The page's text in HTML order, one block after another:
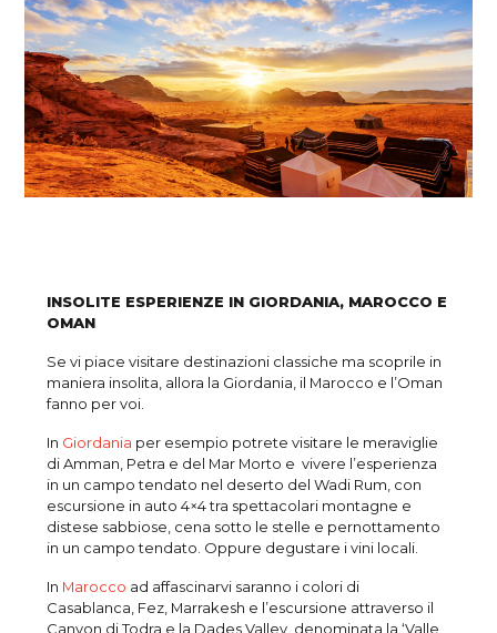
INSOLITE ESPERIENZE IN GIORDANIA, MAROCCO E
OMAN
Se vi piace visitare destinazioni classiche ma scoprile in
maniera insolita, allora la Giordania, il Marocco e l’Oman
fanno per voi.
In Giordania per esempio potrete visitare le meraviglie
di Amman, Petra e del Mar Morto e vivere l’esperienza
in un campo tendato nel deserto del Wadi Rum, con
escursione in auto 4×4 tra spettacolari montagne e
distese sabbiose, cena sotto le stelle e pernottamento
in un campo tendato. Oppure degustare i vini locali.
In Marocco ad affascinarvi saranno i colori di
Casablanca, Fez, Marrakesh e l’escursione attraverso il
Canyon di Todra e la Dades Valley, denominata la ‘Valle